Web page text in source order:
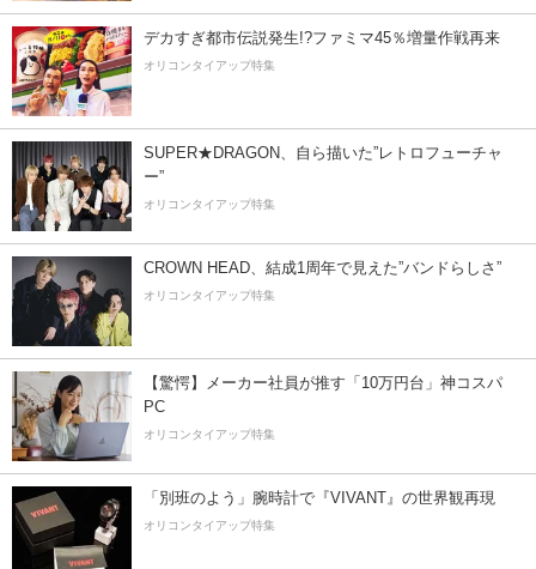
デカすぎ都市伝説発生!?ファミマ45％増量作戦再来
オリコンタイアップ特集
SUPER★DRAGON、自ら描いた”レトロフューチャ
ー”
オリコンタイアップ特集
CROWN HEAD、結成1周年で見えた”バンドらしさ”
オリコンタイアップ特集
【驚愕】メーカー社員が推す「10万円台」神コスパ
PC
オリコンタイアップ特集
「別班のよう」腕時計で『VIVANT』の世界観再現
オリコンタイアップ特集